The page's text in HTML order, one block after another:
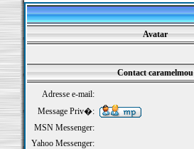
Avatar
Contact caramelmou
Adresse e-mail:
Message Priv�:
MSN Messenger:
Yahoo Messenger: